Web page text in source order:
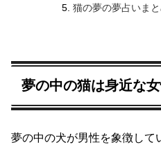
猫の夢の夢占いま
夢の中の猫は身近な
夢の中の犬が男性を象徴して